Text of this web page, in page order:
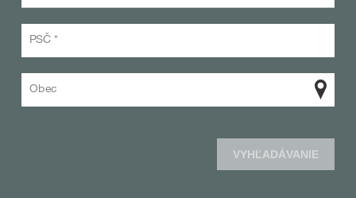
PSČ *
Obec
VYHĽADÁVANIE